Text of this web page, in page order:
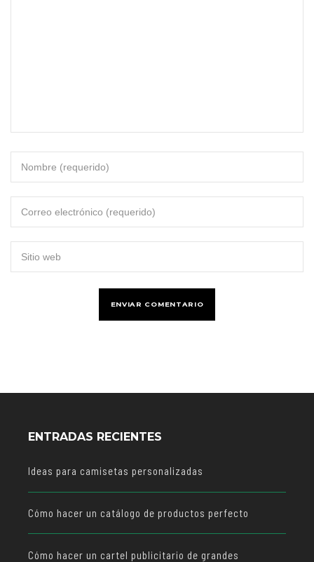
ENTRADAS RECIENTES
Ideas para camisetas personalizadas
Cómo hacer un catálogo de productos perfecto
Cómo hacer un cartel publicitario de grandes